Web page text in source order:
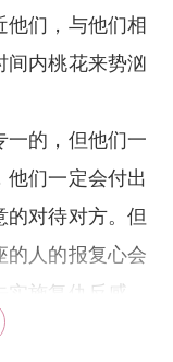
们，与他们相
间内桃花来势汹
的，但他们一
他们一定会付出
的对待对方。但
的人的报复心会
施复仇反感。
力的。天蝎座